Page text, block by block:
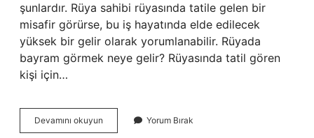
şunlardır. Rüya sahibi rüyasında tatile gelen bir
misafir görürse, bu iş hayatında elde edilecek
yüksek bir gelir olarak yorumlanabilir. Rüyada
bayram görmek neye gelir? Rüyasında tatil gören
kişi için…
Devamını okuyun
Bayram
Yorum Bırak